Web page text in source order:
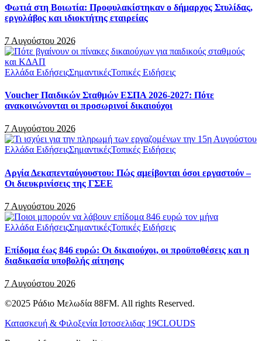
Φωτιά στη Βοιωτία: Προφυλακίστηκαν ο δήμαρχος Στυλίδας,
εργολάβος και ιδιοκτήτης εταιρείας
7 Αυγούστου 2026
Ελλάδα ΕιδήσειςΣημαντικέςΤοπικές Ειδήσεις
Voucher Παιδικών Σταθμών ΕΣΠΑ 2026-2027: Πότε
ανακοινώνονται οι προσωρινοί δικαιούχοι
7 Αυγούστου 2026
Ελλάδα ΕιδήσειςΣημαντικέςΤοπικές Ειδήσεις
Αργία Δεκαπενταύγουστου: Πώς αμείβονται όσοι εργαστούν –
Οι διευκρινίσεις της ΓΣΕΕ
7 Αυγούστου 2026
Ελλάδα ΕιδήσειςΣημαντικέςΤοπικές Ειδήσεις
Επίδομα έως 846 ευρώ: Οι δικαιούχοι, οι προϋποθέσεις και η
διαδικασία υποβολής αίτησης
7 Αυγούστου 2026
©2025 Ράδιο Μελωδία 88FM. All rights Reserved.
Κατασκευή & Φιλοξενία Ιστοσελιδας 19CLOUDS